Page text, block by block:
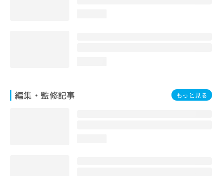
編集・監修記事 もっと見る